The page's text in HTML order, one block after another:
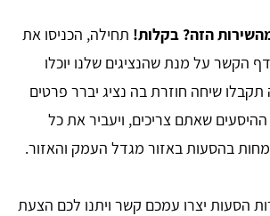
הזה? בקלות! תחילה, הכניסו את
הקשר על מנת שהנציגים שלנו יוכלו
שיחה חוזרת בה נציג יברר פרטים
ההיסעים שאתם צריכים, ויעביר את כל
בהסעות באזור מגדל העמק והאזור.
הסעות יצרו עמכם קשר ויתנו לכם הצעת